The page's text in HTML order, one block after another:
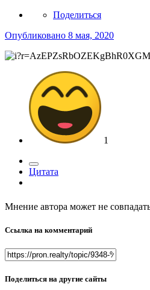
Поделиться
Опубликовано 8 мая, 2020
1
Цитата
Мнение автора может не
Ссылка на комментарий
Поделиться на другие сайты